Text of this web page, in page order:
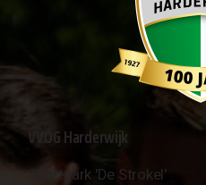
VVOG Harderwijk
Sportpark 'De Strokel'